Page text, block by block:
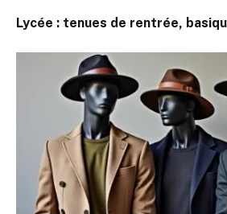
Lycée : tenues de rentrée,